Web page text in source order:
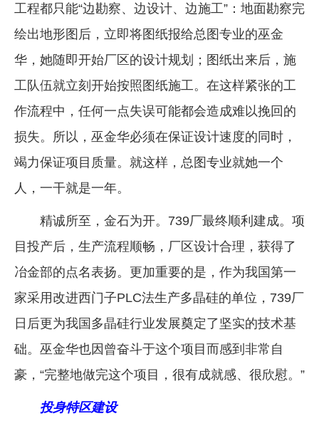
工程都只能“边勘察、边设计、边施工”：地面勘察完
绘出地形图后，立即将图纸报给总图专业的巫金
华，她随即开始厂区的设计规划；图纸出来后，施
工队伍就立刻开始按照图纸施工。在这样紧张的工
作流程中，任何一点失误可能都会造成难以挽回的
损失。所以，巫金华必须在保证设计速度的同时，
竭力保证项目质量。就这样，总图专业就她一个
人，一干就是一年。
精诚所至，金石为开。739厂最终顺利建成。项
目投产后，生产流程顺畅，厂区设计合理，获得了
冶金部的点名表扬。更加重要的是，作为我国第一
家采用改进西门子PLC法生产多晶硅的单位，739厂
日后更为我国多晶硅行业发展奠定了坚实的技术基
础。巫金华也因曾奋斗于这个项目而感到非常自
豪，“完整地做完这个项目，很有成就感、很欣慰。”
投身特区建设